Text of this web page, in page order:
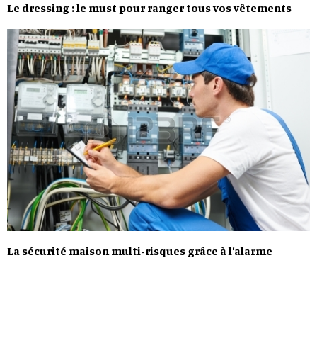
Le dressing : le must pour ranger tous vos vêtements
La sécurité maison multi-risques grâce à l’alarme